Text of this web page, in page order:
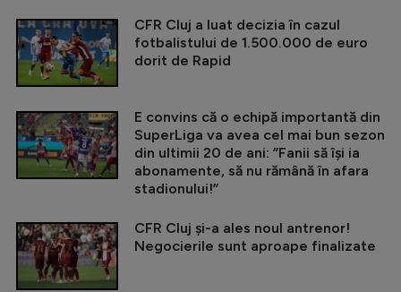
CFR Cluj a luat decizia în cazul
fotbalistului de 1.500.000 de euro
dorit de Rapid
E convins că o echipă importantă din
SuperLiga va avea cel mai bun sezon
din ultimii 20 de ani: ”Fanii să își ia
abonamente, să nu rămână în afara
stadionului!”
CFR Cluj și-a ales noul antrenor!
Negocierile sunt aproape finalizate